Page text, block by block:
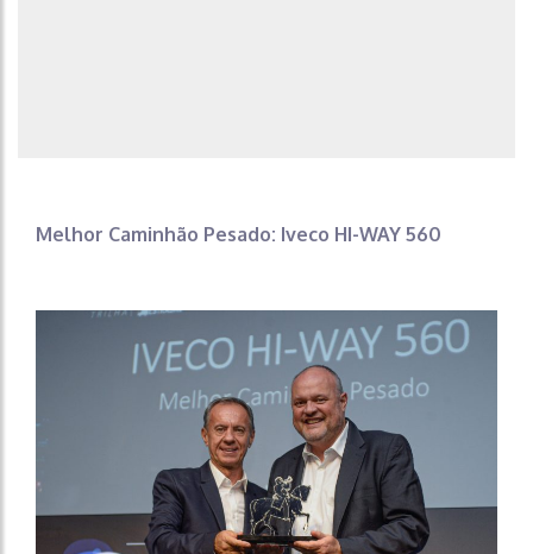
Melhor Caminhão Pesado: Iveco HI-WAY 560